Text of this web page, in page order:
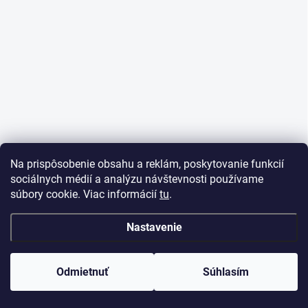
Na prispôsobenie obsahu a reklám, poskytovanie funkcií
sociálnych médií a analýzu návštevnosti používame
súbory cookie. Viac informácií tu.
Nastavenie
Odmietnuť Súhlasím